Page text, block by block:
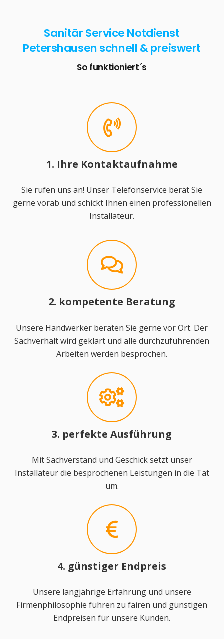
Sanitär Service Notdienst
Petershausen schnell & preiswert
So funktioniert´s
1. Ihre Kontaktaufnahme
Sie rufen uns an! Unser Telefonservice berät Sie
gerne vorab und schickt Ihnen einen professionellen
Installateur.
2. kompetente Beratung
Unsere Handwerker beraten Sie gerne vor Ort. Der
Sachverhalt wird geklärt und alle durchzuführenden
Arbeiten werden besprochen.
3. perfekte Ausführung
Mit Sachverstand und Geschick setzt unser
Installateur die besprochenen Leistungen in die Tat
um.
4. günstiger Endpreis
Unsere langjährige Erfahrung und unsere
Firmenphilosophie führen zu fairen und günstigen
Endpreisen für unsere Kunden.